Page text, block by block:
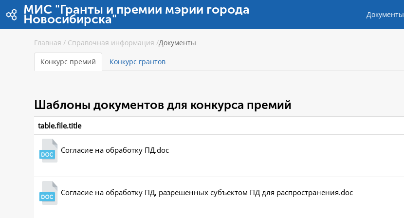
Pular para o conteúdo
МИС "Гранты и премии мэрии города
Новосибирска" Документы
Главная / Справочная информация /Документы
Конкурс премий Конкурс грантов
Шаблоны документов для конкурса премий
table.file.title
Согласие на обработку ПД.doc
Согласие на обработку ПД, разрешенных субъектом ПД для распространения.doc